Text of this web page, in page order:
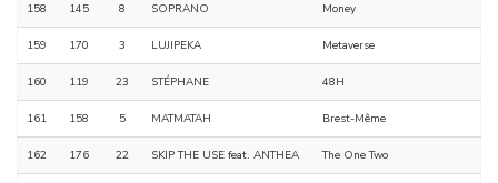
158 145 8 SOPRANO Money
159 170 3 LUJIPEKA Metaverse
160 119 23 STÉPHANE 48H
161 158 5 MATMATAH Brest-Même
162 176 22 SKIP THE USE feat. ANTHEA The One Two